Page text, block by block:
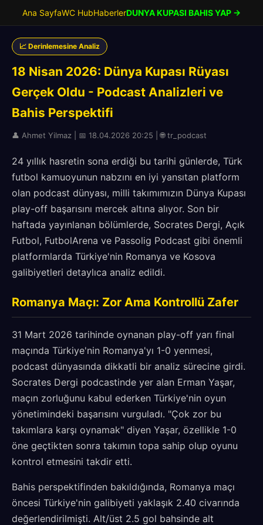
Ana SayfaWC HubHaberlerDUNYA KUPASI BAHIS YAP →
📈 Derinlemesine Analiz
18 Nisan 2026: Dünya Kupası Rüyası
Gerçek Oldu - Podcast Analizleri ve
Bahis Perspektifi
👤 Ahmet Yilmaz | 📅 18.04.2026 20:25 | 🌐 tr_podcast
24 yıllık hasretin sona erdiği bu tarihi günlerde, Türk
futbol kamuoyunun nabzını en iyi yansıtan platform
olan podcast dünyası, milli takımımızın Dünya Kupası
play-off başarısını mercek altına alıyor. Son bir
haftada yayınlanan bölümlerde, Socrates Dergi, Açık
Futbol, FutbolArena ve Passolig Podcast gibi önemli
platformlarda Türkiye'nin Romanya ve Kosova
galibiyetleri detaylıca analiz edildi.
Romanya Maçı: Zor Ama Kontrollü Zafer
31 Mart 2026 tarihinde oynanan play-off yarı final
maçında Türkiye'nin Romanya'yı 1-0 yenmesi,
podcast dünyasında dikkatli bir analiz sürecine girdi.
Socrates Dergi podcastinde yer alan Erman Yaşar,
maçın zorluğunu kabul ederken Türkiye'nin oyun
yönetimindeki başarısını vurguladı. "Çok zor bu
takımlara karşı oynamak" diyen Yaşar, özellikle 1-0
öne geçtikten sonra takımın topa sahip olup oyunu
kontrol etmesini takdir etti.
Bahis perspektifinden bakıldığında, Romanya maçı
öncesi Türkiye'nin galibiyeti yaklaşık 2.40 civarında
değerlendirilmişti. Alt/üst 2.5 gol bahsinde alt